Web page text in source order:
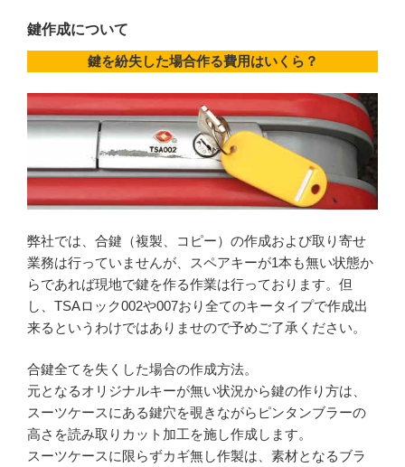
鍵作成について
鍵を紛失した場合作る費用はいくら？
弊社では、合鍵（複製、コピー）の作成および取り寄せ
業務は行っていませんが、スペアキーが1本も無い状態か
らであれば現地で鍵を作る作業は行っております。但
し、TSAロック002や007おり全てのキータイプで作成出
来るというわけではありませので予めご了承ください。
合鍵全てを失くした場合の作成方法。
元となるオリジナルキーが無い状況から鍵の作り方は、
スーツケースにある鍵穴を覗きながらピンタンブラーの
高さを読み取りカット加工を施し作成します。
スーツケースに限らずカギ無し作製は、素材となるブラ